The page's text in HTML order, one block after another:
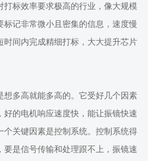
打标效率要求极高的行业，像大规模
记非常微小且密集的信息，速度慢
时间内完成精细打标，大大提升芯片
想多高就能多高的。它受好几个因素
好的电机响应速度快，能让振镜快速
个关键因素是控制系统。控制系统得
是信号传输和处理跟不上，振镜速